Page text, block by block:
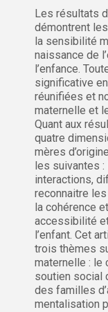
Les résultats
démontrent
la sensibilité
naissance de
l’enfance.
significative
réunifiées et
maternelle et
Quant aux
quatre
mères
les suivantes
interactions,
reconnaitre
la cohérence
accessibilité
l’enfant. Cet
trois thèmes
maternelle : le
soutien social
des familles
mentalisation